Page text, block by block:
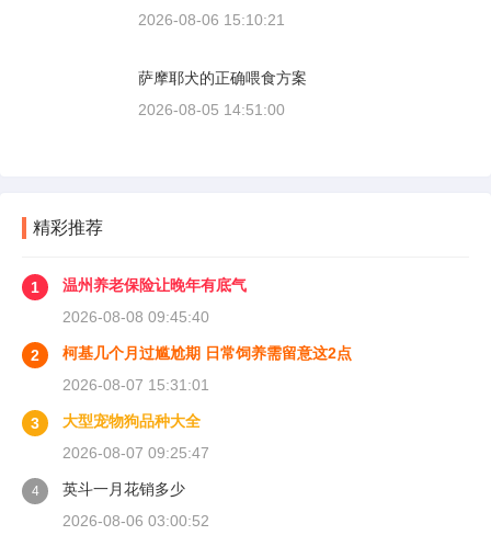
2026-08-06 15:10:21
萨摩耶犬的正确喂食方案
2026-08-05 14:51:00
精彩推荐
1
温州养老保险让晚年有底气
2026-08-08 09:45:40
2
柯基几个月过尴尬期 日常饲养需留意这2点
2026-08-07 15:31:01
3
大型宠物狗品种大全
2026-08-07 09:25:47
4
英斗一月花销多少
2026-08-06 03:00:52